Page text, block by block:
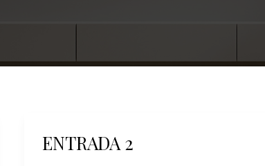
ENTRADA 2